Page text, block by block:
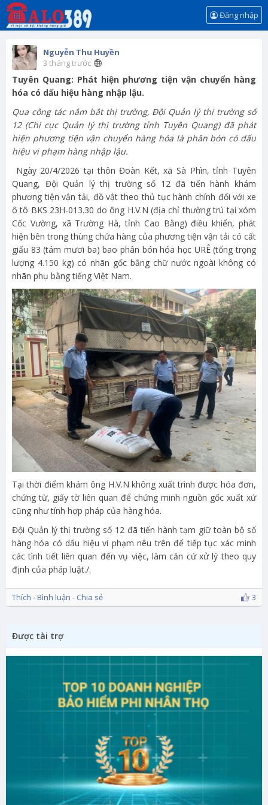
Đăng nhập
Nguyễn Thu Huyền
3 tháng trước
Tuyên Quang: Phát hiện phương tiện vận chuyển hàng
hóa có dấu hiệu hàng nhập lậu.
Qua công tác nắm bắt thị trường, Đội Quản lý thị trường số
12 (Chi cục Quản lý thị trường tỉnh Tuyên Quang) đã phát
hiện phương tiện vận chuyển hàng hóa là phân bón có dấu
hiệu vi phạm hàng nhập lậu.
Ngày 20/4/2026 tại thôn Đoàn Kết, xã Sà Phìn, tỉnh Tuyên
Quang, Đội Quản lý thị trường số 12 đã tiến hành khám
phương tiện vận tải, đồ vật theo thủ tục hành chính đối với xe
ô tô BKS 23H-013.30 do ông H.V.N (địa chỉ thường trú tại xóm
Cốc Vường, xã Trường Hà, tỉnh Cao Bằng) điều khiển, phát
hiện bên trong thùng chứa hàng của phương tiện vận tải có cất
giấu 83 (tám mươi ba) bao phân bón hóa học URÊ (tổng trọng
lượng 4.150 kg) có nhãn gốc bằng chữ nước ngoài không có
nhãn phụ bằng tiếng Việt Nam.
Tại thời điểm khám ông H.V.N không xuất trình được hóa đơn,
chứng từ, giấy tờ liên quan để chứng minh nguồn gốc xuất xứ
cũng như tính hợp pháp của hàng hóa.
Đội Quản lý thị trường số 12 đã tiến hành tạm giữ toàn bộ số
hàng hóa có dấu hiệu vi phạm nêu trên để tiếp tục xác minh
các tình tiết liên quan đến vụ việc, làm căn cứ xử lý theo quy
định của pháp luật./.
Thích -Bình luận - Chia sẻ 3
Được tài trợ